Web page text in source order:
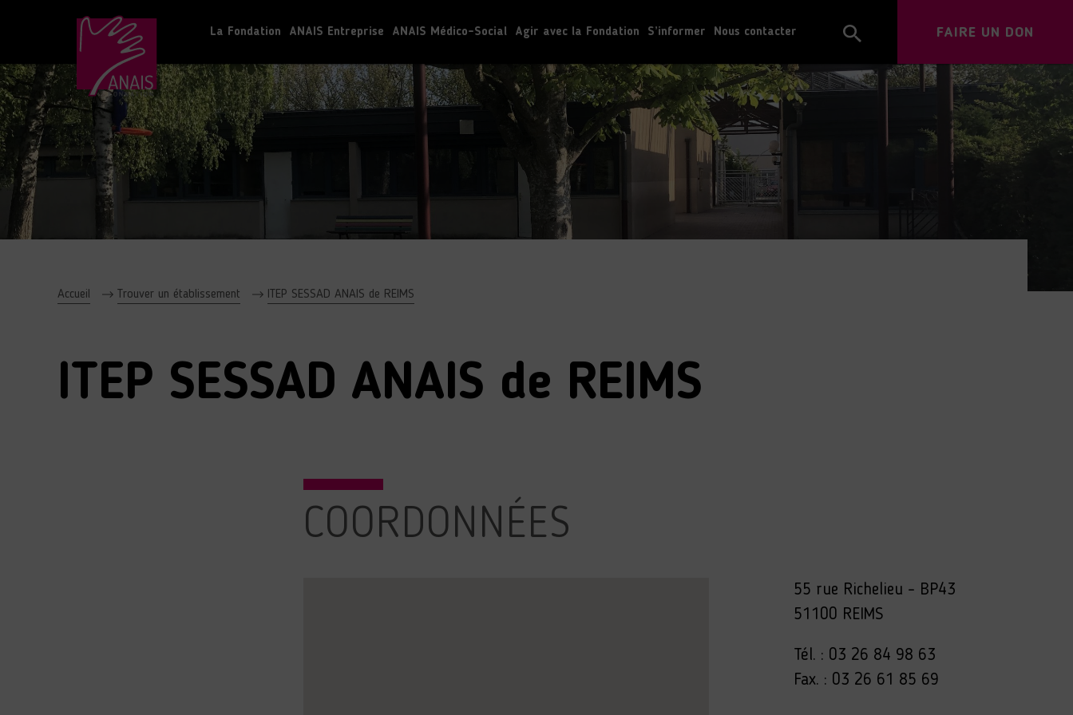
La Fondation ANAIS Entreprise ANAIS Médico-Social Agir avec la Fondation S’informer Nous contacter FAIRE UN DON
Accueil Trouver un établissement ITEP SESSAD ANAIS de REIMS
ITEP SESSAD ANAIS de REIMS
COORDONNÉES
55 rue Richelieu – BP43
51100 REIMS
Tél. : 03 26 84 98 63
Fax. : 03 26 61 85 69